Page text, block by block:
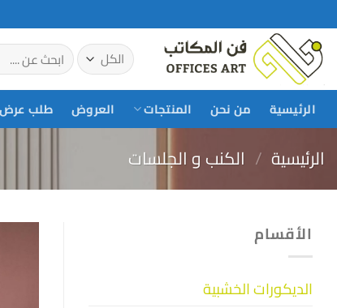
للمحتوى
البحث
عن:
الرئيسية من نحن المنتجات العروض طلب
الرئيسية / الكنب و الجلسات
الأقسام
الديكورات الخشبية